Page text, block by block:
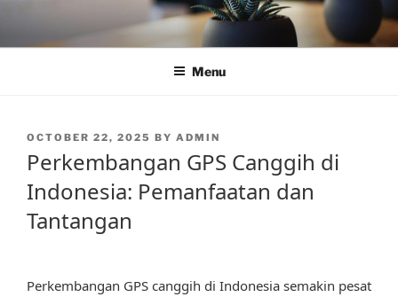
content
Menu
POSTED
OCTOBER 22, 2025 BY ADMIN
Perkembangan GPS Canggih di
Indonesia: Pemanfaatan dan
Tantangan
Perkembangan GPS canggih di Indonesia semakin pesat